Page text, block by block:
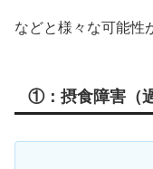
などと様々な可能性
①：摂食障害（